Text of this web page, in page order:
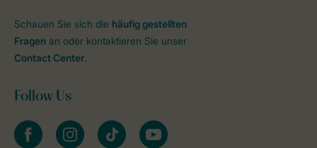
Schauen Sie sich die häufig gestellten
Fragen an oder kontaktieren Sie unser
Contact Center.
Follow Us
facebookinstagramtiktok youtube